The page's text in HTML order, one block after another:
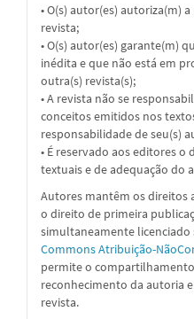
• O(s) autor(es) autoriza(m)
revista;
• O(s) autor(es) garante(m)
inédita e que não está em
outra(s) revista(s);
• A revista não se
conceitos emitidos nos
responsabilidade de seu(s)
• É reservado aos editores
textuais e de adequação do
Autores mantêm os direitos
o direito de primeira
simultaneamente licenciado
Commons Atribuição-
permite o
reconhecimento da autoria
revista.